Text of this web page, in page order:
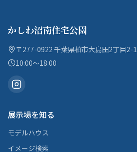
かしわ沼南住宅公園
〒277-0922 千葉県柏市大島田2丁目2-1
10:00〜18:00
展示場を知る
モデルハウス
イメージ検索